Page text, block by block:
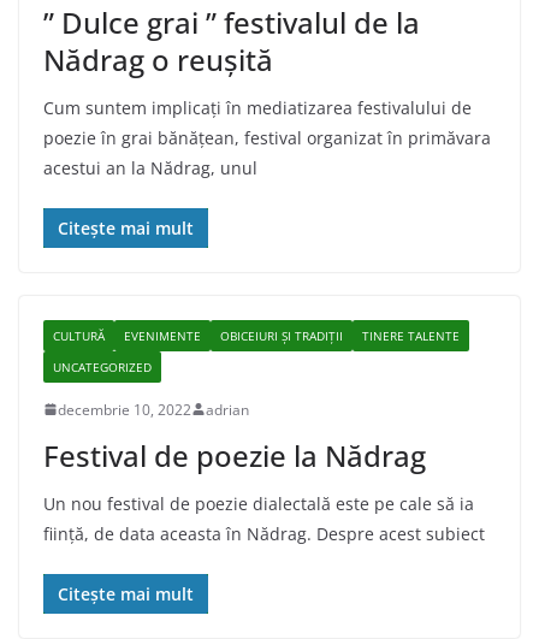
” Dulce grai ” festivalul de la
Nădrag o reușită
Cum suntem implicați în mediatizarea festivalului de
poezie în grai bănățean, festival organizat în primăvara
acestui an la Nădrag, unul
Citește mai mult
CULTURĂ EVENIMENTE OBICEIURI ȘI TRADIȚII
TINERE TALENTE
UNCATEGORIZED
decembrie 10, 2022 adrian
Festival de poezie la Nădrag
Un nou festival de poezie dialectală este pe cale să ia
ființă, de data aceasta în Nădrag. Despre acest subiect
Citește mai mult